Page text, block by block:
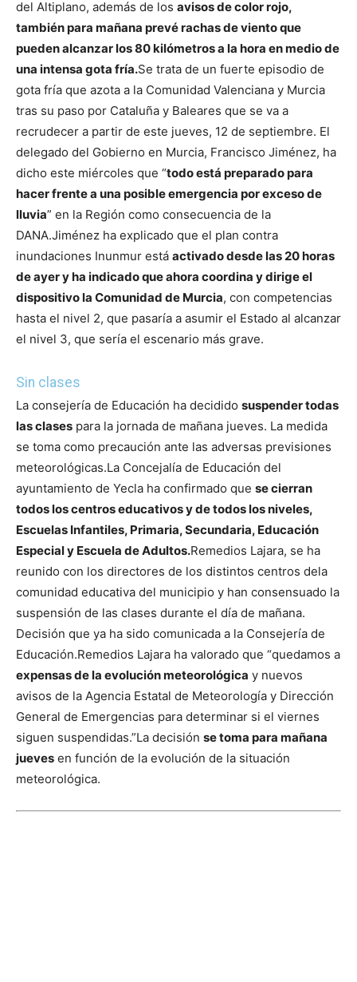
del Altiplano, además de los avisos de color rojo,
también para mañana prevé rachas de viento que
pueden alcanzar los 80 kilómetros a la hora en medio de
una intensa gota fría.Se trata de un fuerte episodio de
gota fría que azota a la Comunidad Valenciana y Murcia
tras su paso por Cataluña y Baleares que se va a
recrudecer a partir de este jueves, 12 de septiembre. El
delegado del Gobierno en Murcia, Francisco Jiménez, ha
dicho este miércoles que “todo está preparado para
hacer frente a una posible emergencia por exceso de
lluvia” en la Región como consecuencia de la
DANA.Jiménez ha explicado que el plan contra
inundaciones Inunmur está activado desde las 20 horas
de ayer y ha indicado que ahora coordina y dirige el
dispositivo la Comunidad de Murcia, con competencias
hasta el nivel 2, que pasaría a asumir el Estado al alcanzar
el nivel 3, que sería el escenario más grave.
Sin clases
La consejería de Educación ha decidido suspender todas
las clases para la jornada de mañana jueves. La medida
se toma como precaución ante las adversas previsiones
meteorológicas.La Concejalía de Educación del
ayuntamiento de Yecla ha confirmado que se cierran
todos los centros educativos y de todos los niveles,
Escuelas Infantiles, Primaria, Secundaria, Educación
Especial y Escuela de Adultos.Remedios Lajara, se ha
reunido con los directores de los distintos centros dela
comunidad educativa del municipio y han consensuado la
suspensión de las clases durante el día de mañana.
Decisión que ya ha sido comunicada a la Consejería de
Educación.Remedios Lajara ha valorado que “quedamos a
expensas de la evoluciónmeteorológica y nuevos
avisos de la Agencia Estatal de Meteorología y Dirección
General de Emergencias para determinar si el viernes
siguen suspendidas.”La decisión se toma para mañana
jueves en función de la evolución de la situación
meteorológica.